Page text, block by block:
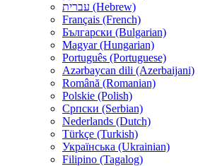
עברית (Hebrew)
Français (French)
Български (Bulgarian)
Magyar (Hungarian)
Português (Portuguese)
Azərbaycan dili (Azerbaijani)
Română (Romanian)
Polskie (Polish)
Српски (Serbian)
Nederlands (Dutch)
Türkçe (Turkish)
Українська (Ukrainian)
Filipino (Tagalog)